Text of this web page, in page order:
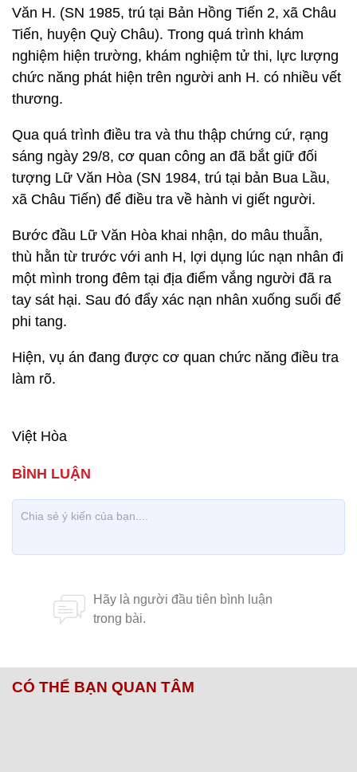
Văn H. (SN 1985, trú tại Bản Hồng Tiến 2, xã Châu
Tiến, huyện Quỳ Châu). Trong quá trình khám
nghiệm hiện trường, khám nghiệm tử thi, lực lượng
chức năng phát hiện trên người anh H. có nhiều vết
thương.
Qua quá trình điều tra và thu thập chứng cứ, rạng
sáng ngày 29/8, cơ quan công an đã bắt giữ đối
tượng Lữ Văn Hòa (SN 1984, trú tại bản Bua Lầu,
xã Châu Tiến) để điều tra về hành vi giết người.
Bước đầu Lữ Văn Hòa khai nhận, do mâu thuẫn,
thù hằn từ trước với anh H, lợi dụng lúc nạn nhân đi
một mình trong đêm tại địa điểm vắng người đã ra
tay sát hại. Sau đó đẩy xác nạn nhân xuống suối để
phi tang.
Hiện, vụ án đang được cơ quan chức năng điều tra
làm rõ.
Việt Hòa
CÓ THỂ BẠN QUAN TÂM